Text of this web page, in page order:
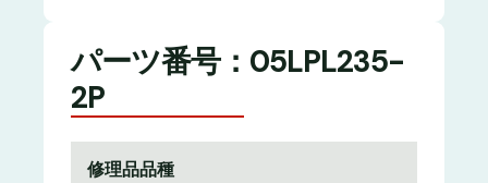
パーツ番号：05LPL235-
2P
修理品品種